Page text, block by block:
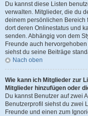
Du kannst diese Listen
verwalten. Mitglieder, die du
deinem persönlichen Bereich
dort deren Onlinestatus und
senden. Abhängig von dem
Freunde auch
siehst du seine Beiträge
Nach oben
Wie kann ich Mitglieder zur
Mitglieder hinzufügen oder
Du kannst Benutzer auf zwei
Benutzerprofil siehst du zwei
Freunde und einen zum